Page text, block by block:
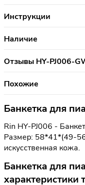
Инструкции
Наличие
Отзывы HY-PJ006-
Похожие
Банкетка для
Rin HY-PJ006 -
Размер: 58*41*(49-
искусственная кожа.
Банкетка для
характеристики